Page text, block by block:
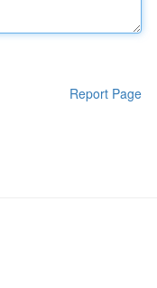
Report Page